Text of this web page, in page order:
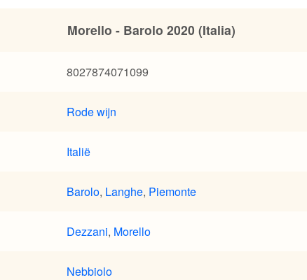
Morello - Barolo 2020 (Italia)
8027874071099
Rode wijn
Italië
Barolo, Langhe, Piemonte
Dezzani, Morello
Nebbiolo